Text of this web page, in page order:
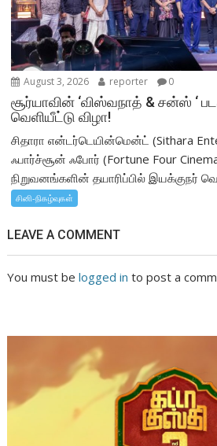
August 3, 2026 reporter 0
சூர்யாவின் ‘விஸ்வநாத் & சன்ஸ் ‘
வெளியீட்டு விழா!
சிதாரா என்டர்டெயின்மென்ட் (Sithara
ஃபார்ச்சூன் ஃபோர் (Fortune Four
நிறுவனங்களின் தயாரிப்பில் இயக்குநர்
சினி-நிகழ்வுகள்
LEAVE A COMMENT
You must belogged in to post a